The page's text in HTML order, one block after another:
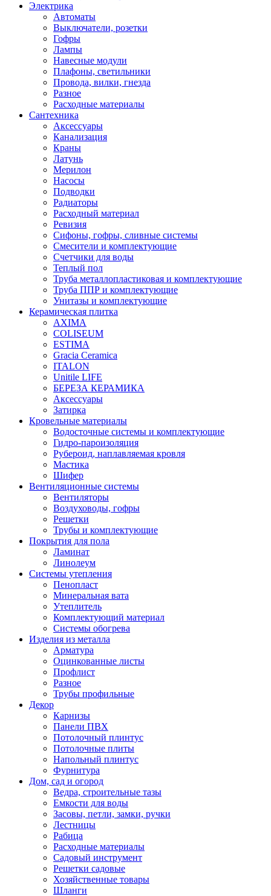
Электрика
Автоматы
Выключатели, розетки
Гофры
Лампы
Навесные модули
Плафоны, светильники
Провода, вилки, гнезда
Разное
Расходные материалы
Сантехника
Аксессуары
Канализация
Краны
Латунь
Мерилон
Насосы
Подводки
Радиаторы
Расходный материал
Ревизия
Сифоны, гофры, сливные системы
Смесители и комплектующие
Счетчики для воды
Теплый пол
Труба металлопластиковая и комплектующие
Труба ППР и комплектующие
Унитазы и комплектующие
Керамическая плитка
AXIMA
COLISEUM
ESTIMA
Gracia Ceramica
ITALON
Unitile LIFE
БЕРЕЗА КЕРАМИКА
Аксессуары
Затирка
Кровельные материалы
Водосточные системы и комплектующие
Гидро-пароизоляция
Рубероид, наплавляемая кровля
Мастика
Шифер
Вентиляционные системы
Вентиляторы
Воздуховоды, гофры
Решетки
Трубы и комплектующие
Покрытия для пола
Ламинат
Линолеум
Системы утепления
Пенопласт
Минеральная вата
Утеплитель
Комплектующий материал
Системы обогрева
Изделия из металла
Арматура
Оцинкованные листы
Профлист
Разное
Трубы профильные
Декор
Карнизы
Панели ПВХ
Потолочный плинтус
Потолочные плиты
Напольный плинтус
Фурнитура
Дом, сад и огород
Ведра, строительные тазы
Емкости для воды
Засовы, петли, замки, ручки
Лестницы
Рабица
Расходные материалы
Садовый инструмент
Решетки садовые
Хозяйственные товары
Шланги